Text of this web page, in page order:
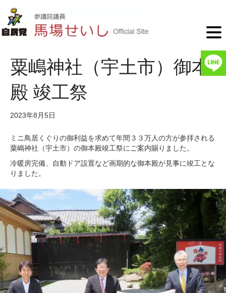
粟嶋神社（宇土市）御本
殿 竣工祭
2023年8月5日
ミニ鳥居くぐりの御利益を求めて年間３３万人の方が参拝される
粟嶋神社（宇土市）の御本殿竣工祭にご案内賜りました。
冷暖房完備、自動ドア設置など画期的な御本殿が見事に竣工とな
りました。